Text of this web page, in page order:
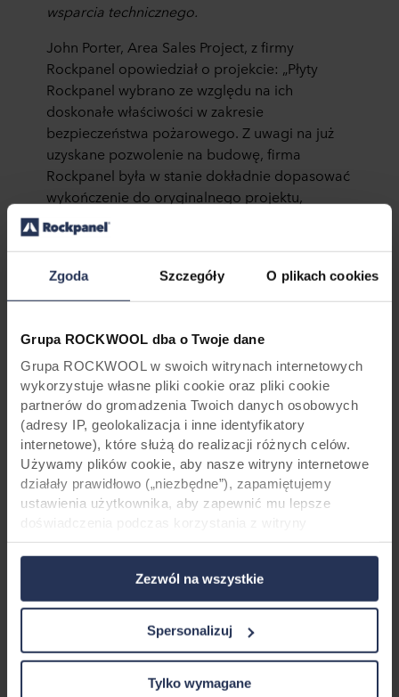
Zgoda Szczegóły O plikach cookies
Grupa ROCKWOOL dba o Twoje dane
Grupa ROCKWOOL w swoich witrynach internetowych
wykorzystuje własne pliki cookie oraz pliki cookie
partnerów do gromadzenia Twoich danych osobowych
(adresy IP, geolokalizacja i inne identyfikatory
internetowe), które służą do realizacji różnych celów.
Używamy plików cookie, aby nasze witryny internetowe
działały prawidłowo („niezbędne”), zapamiętujemy
ustawienia użytkownika, aby zapewnić mu lepsze
(„funkcjonalne”), analizujemy jego zachowanie w celu
optymalizacji witryn („statystyczne”) oraz
ukierunkowujemy nasze treści i reklamy w mediach
społecznościowych i zewnętrznych witrynach
naszych stronach („marketingowe”). Informacje o Twoim
korzystaniu z naszych witryn internetowych mogą być
ujawniane naszym partnerom zajmującym się mediami
Zezwól na wszystkie
Spersonalizuj
Tylko wymagane
wsparcia technicznego.
John Porter, Area Sales Project, z firmy
Rockpanel opowiedział o projekcie: „Płyty
Rockpanel wybrano ze względu na ich
doskonałe właściwości w zakresie
bezpieczeństwa pożarowego. Z uwagi na już
uzyskane pozwolenie na budowę, firma
Rockpanel była w stanie dokładnie dopasować
wykończenie do oryginalnego projektu,
unikając konieczności ponownego ubiegania
się o pozwolenie, a jednocześnie zapewniając
*Sprostowanie: Z powodu zmian w naszym
asortymencie, możliwe jest, że wzory
prezentowane w tym Studium Przypadku nie
skontaktujz Rockpanel.
Jesteś architektem lub wykonawcą? –
zamów swój zestaw Rockpanel